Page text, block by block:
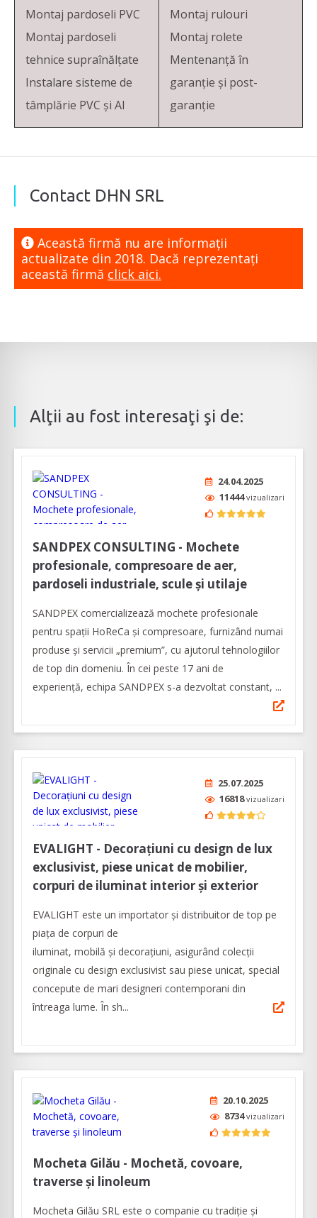
Montaj pardoseli PVC
Montaj pardoseli
tehnice supraînălțate
Instalare sisteme de
tâmplărie PVC și Al
Montaj rulouri
Montaj rolete
Mentenanță în
garanție și post-
garanție
Contact DHN SRL
Această firmă nu are informaţii
actualizate din 2018. Dacă reprezentaţi
această firmă click aici.
Alţii au fost interesaţi şi de:
24.04.2025
11444vizualizari
SANDPEX CONSULTING - Mochete
profesionale, compresoare de aer,
pardoseli industriale, scule și utilaje
SANDPEX comercializează mochete profesionale
pentru spații HoReCa şi compresoare, furnizând numai
produse și servicii „premium”, cu ajutorul tehnologiilor
de top din domeniu. În cei peste 17 ani de
experiență, echipa SANDPEX s-a dezvoltat constant, ...
25.07.2025
16818vizualizari
EVALIGHT - Decorațiuni cu design de lux
exclusivist, piese unicat de mobilier,
corpuri de iluminat interior și exterior
EVALIGHT este un importator și distribuitor de top pe
piața de corpuri de
iluminat, mobilă și decorațiuni, asigurând colecții
originale cu design exclusivist sau piese unicat, special
concepute de mari designeri contemporani din
întreaga lume. În sh...
20.10.2025
8734vizualizari
Mocheta Gilău - Mochetă, covoare,
traverse și linoleum
Mocheta Gilău SRL este o companie cu tradiție și